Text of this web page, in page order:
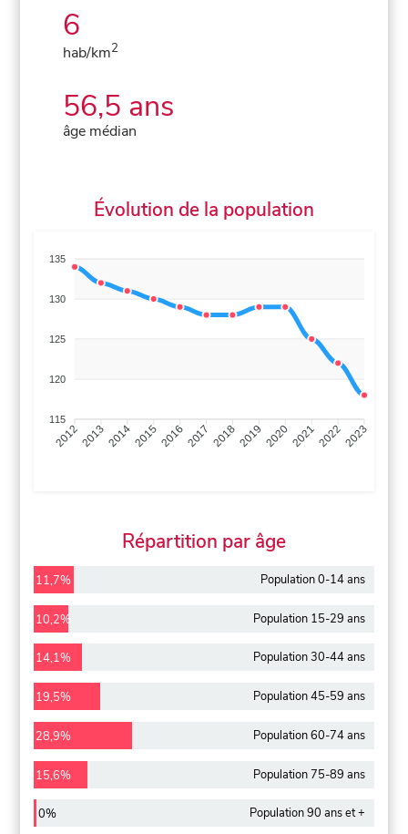
6
hab/km2
56,5 ans
âge médian
Évolution de la population
135
130
125
120
115
201220132014201520162017 20182019 2020202120222023
Répartition par âge
11,7% Population 0-14 ans
10,2% Population 15-29 ans
14,1% Population 30-44 ans
19,5% Population 45-59 ans
28,9% Population 60-74 ans
15,6% Population 75-89 ans
0% Population 90 ans et +